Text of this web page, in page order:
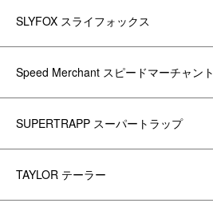
SLYFOX スライフォックス
Speed Merchant スピードマーチャント
SUPERTRAPP スーパートラップ
TAYLOR テーラー